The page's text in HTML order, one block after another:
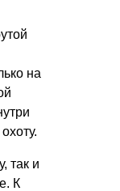
на
так и
К